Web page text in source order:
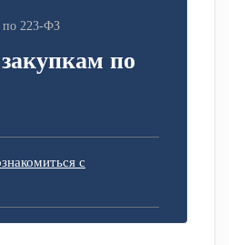
по 223-ФЗ
по
с